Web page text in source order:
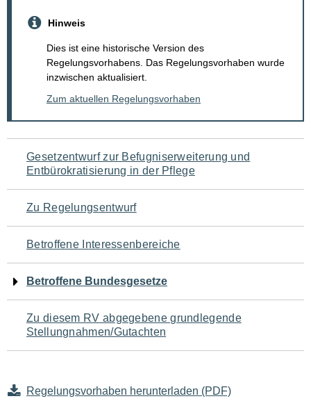
Hinweis
Dies ist eine historische Version des
Regelungsvorhabens. Das Regelungsvorhaben wurde
inzwischen aktualisiert.
Zum aktuellen Regelungsvorhaben
Navigation
für
den
Seiteninhalt
Gesetzentwurf zur Befugniserweiterung und
Entbürokratisierung in der Pflege
Zu Regelungsentwurf
Betroffene Interessenbereiche
Betroffene Bundesgesetze
Zu diesem RV abgegebene grundlegende
Stellungnahmen/Gutachten
Regelungsvorhaben herunterladen (PDF)